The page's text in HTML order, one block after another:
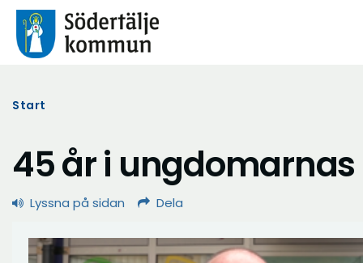
Start
45 år i
Lyssna på sidan Dela